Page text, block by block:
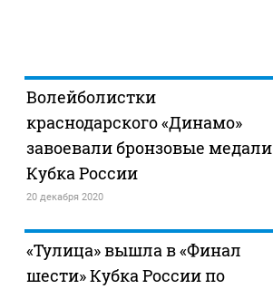
Волейболистки
краснодарского «Динамо»
завоевали бронзовые медали
Кубка России
20 декабря 2020
«Тулица» вышла в «Финал
шести» Кубка России по